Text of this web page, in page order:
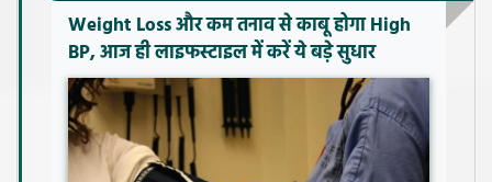
Weight Loss और कम तनाव से काबू होगा High
BP, आज ही लाइफस्टाइल में करें ये बड़े सुधार